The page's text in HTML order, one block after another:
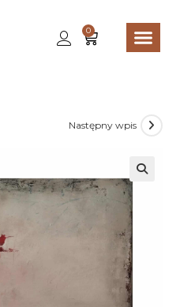
0
Następny wpis